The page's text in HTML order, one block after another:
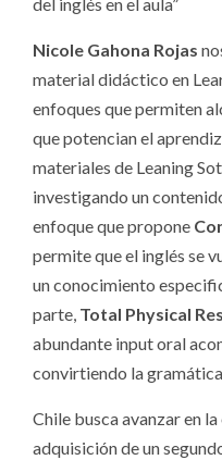
Nicole Gahona Rojas
material didáctico en
enfoques que permiten
que potencian el
materiales de Leaning
investigando un
enfoque que propone
permite que el inglés se
un conocimiento
parte, Total Physical
abundante input oral
convirtiendo la
Chile busca avanzar en
adquisición de un